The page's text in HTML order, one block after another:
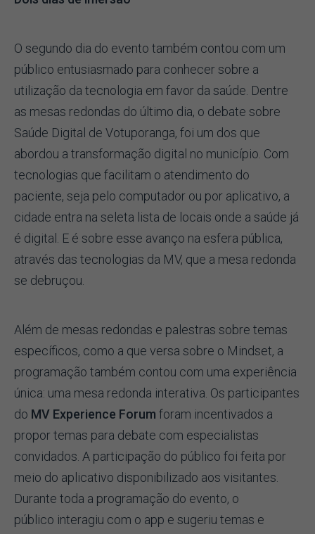
O segundo dia do evento também contou com um
público entusiasmado para conhecer sobre a
utilização da tecnologia em favor da saúde. Dentre
as mesas redondas do último dia, o debate sobre
Saúde Digital de Votuporanga, foi um dos que
abordou a transformação digital no município. Com
tecnologias que facilitam o atendimento do
paciente, seja pelo computador ou por aplicativo, a
cidade entra na seleta lista de locais onde a saúde já
é digital. E é sobre esse avanço na esfera pública,
através das tecnologias da MV, que a mesa redonda
se debruçou.
Além de mesas redondas e palestras sobre temas
específicos, como a que versa sobre o Mindset, a
programação também contou com uma experiência
única: uma mesa redonda interativa. Os participantes
do MV Experience Forum foram incentivados a
propor temas para debate com especialistas
convidados. A participação do público foi feita por
meio do aplicativo disponibilizado aos visitantes.
Durante toda a programação do evento, o
público interagiu com o app e sugeriu temas e